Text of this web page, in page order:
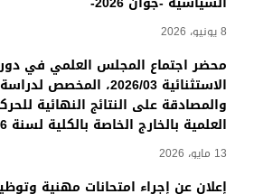
8 يونيو، 2026
محضر اجتماع المجلس العلمي في
الاستثنائية 2026/03،
والمصادقة على النتائج النهائية
العلمية بالخارج الخاصة بالكلية لسنة 2026
13 مايو، 2026
إعلان عن إجراء امتحانات مهنية